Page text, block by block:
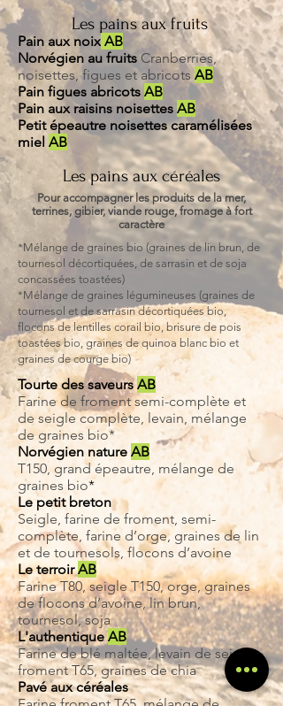
Les pains aux fruits
Pain aux noix AB
Norvégien au fruits Cranberries,
noisettes, figues et abricots AB
Pain figues abricots AB
Pain aux raisins noisettes AB
Petit épeautre noisettes caramélisées
miel AB
Les pains aux céréales
Pour accompagner les produits de la mer,
terrines, gibier, viande rouge, fromage à fort
caractère
*Mélange de graines bio (graines de lin brun, de
tournesol décortiquées, de sarrasin et de soja
concassées toastées)
*Mélange de graines légumineuses (graines de
tournesol et de sarrasin décortiquées bio,
flocons de lentilles corail bio, brisure de pois
toastées bio, graines de quinoa blanc bio et
graines de courge bio)
Tourte des saveursAB
Farine de froment semi-complète et
de seigle complète, levain, mélange
de graines bio*
Norvégien nature AB
T150, grand épeautre, mélange de
graines bio*
Le petit breton
Seigle, farine de froment, semi-
complète, farine d’orge, graines de lin
et de tournesols, flocons d’avoine
Le terroirAB
Farine T80, seigle T150, orge, graines
de flocons d’avoine, lin brun,
tournesol, soja
L'authentiqueAB
Farine de blé maltée, levain de seigle,
froment T65, graines de chia
Pavé aux céréales
Farine froment T65, mélange de